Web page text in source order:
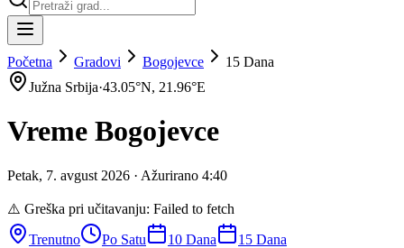
Početna Gradovi Bogojevce
15 Dana
Južna Srbija·43.05°N, 21.96°E
Vreme Bogojevce
Petak, 7. avgust 2026 · Ažurirano 4:40
⚠️ Greška pri učitavanju: Failed to fetch
Trenutno
Po Satu 10 Dana 15 Dana